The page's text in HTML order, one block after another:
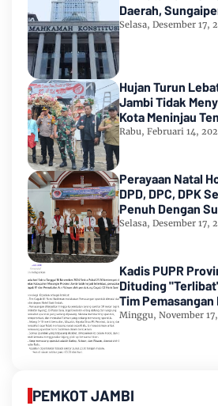
Daerah,
Selasa, Desember 17,
Hujan Turun Lebat Mengguyur Kota
Jambi Tidak
Kota Meninjau Tempat Pemungutan
Suara Pemilu
Rabu, Februari 14,
Perayaan Natal
DPD, DPC, DPK
Penuh Dengan
Selasa, Desember 17,
Kadis PUPR
Dituding
Tim
Romi-Sudirman
Minggu, November
PEMKOT JAMBI